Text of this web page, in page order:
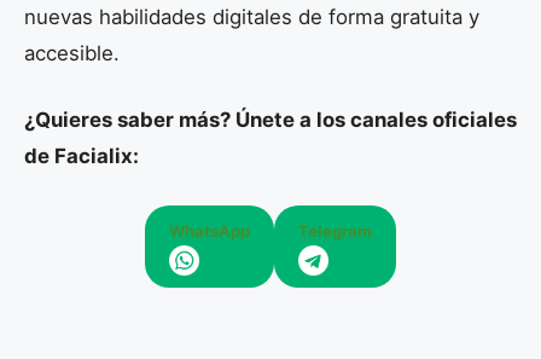
nuevas habilidades digitales de forma gratuita y
accesible.
¿Quieres saber más? Únete a los canales oficiales
de Facialix:
WhatsApp Telegram